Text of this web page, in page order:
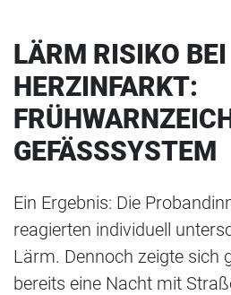
LÄRM RISIKO BEI
HERZINFARKT:
GEFÄSSSYSTEM
Ein Ergebnis: Die
reagierten individuell
Lärm. Dennoch zeigte sich
bereits eine Nacht mit